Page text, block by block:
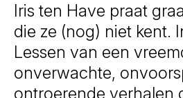
Iris ten Have praat
die ze (nog) niet kent.
Lessen van een
onverwachte,
ontroerende verhalen